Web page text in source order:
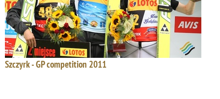
Szczyrk - GP competition 2011